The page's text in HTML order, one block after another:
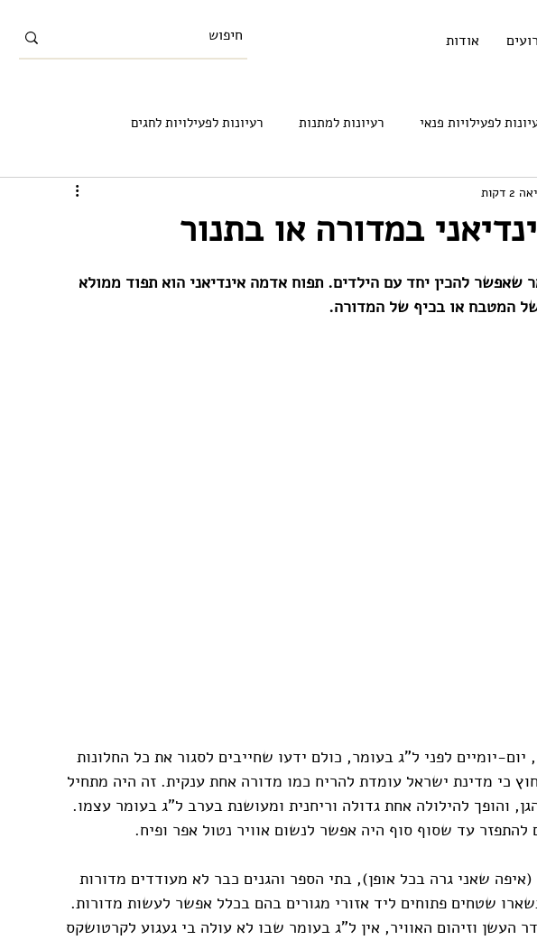
אודות
לפעילויות פנאי רעיונות למתנות רעיונות לפעילויות לחגים
רעיונות איך להיות יותר סביבתיים רעיונות לאמבטיה
במדורה או בתנור
דקות
שאפשר להכין יחד עם הילדים. תפוח אדמה אינדיאני הוא תפוד ממולא
המטבח או בכיף של המדורה.
יומיים לפני ל"ג בעומר, כולם ידעו שחייבים לסגור את כל החלונות
כי מדינת ישראל עומדת להריח כמו מדורה אחת ענקית. זה היה מתחיל
והופך להילולה אחת גדולה וריחנית ומעושנת בערב ל"ג בעומר עצמו.
להתפזר עד שסוף סוף היה אפשר לנשום אוויר נטול אפר ופיח.
שאני גרה בכל אופן), בתי הספר והגנים כבר לא מעודדים מדורות
שטחים פתוחים ליד אזורי מגורים בהם בכלל אפשר לעשות מדורות.
העשן וזיהום האוויר, אין ל"ג בעומר שבו לא עולה בי געגוע לקרטושקס